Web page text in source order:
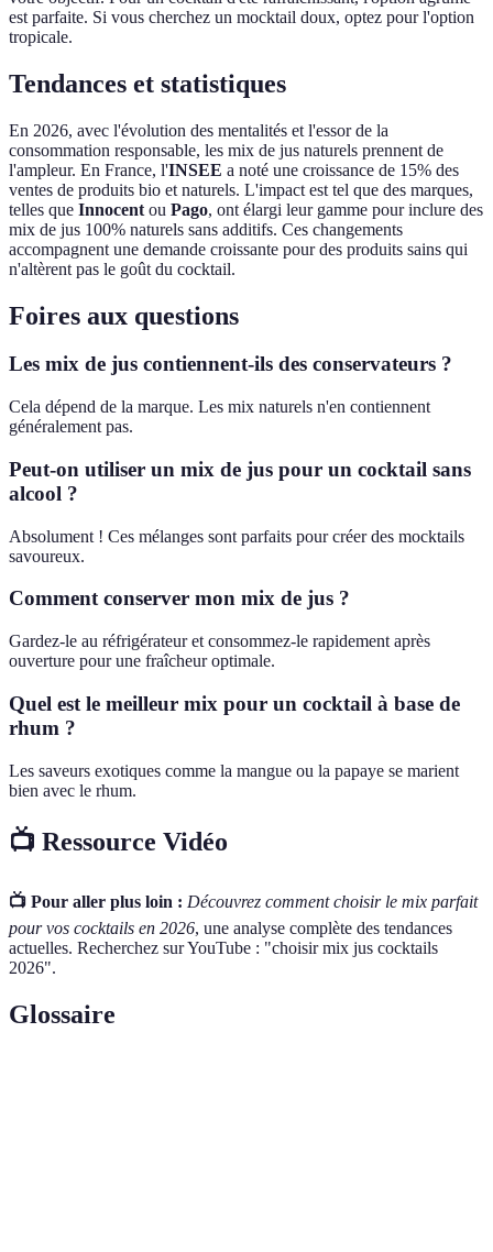
est parfaite. Si vous cherchez un mocktail doux, optez pour l'option
tropicale.
Tendances et statistiques
En 2026, avec l'évolution des mentalités et l'essor de la
consommation responsable, les mix de jus naturels prennent de
l'ampleur. En France, l'INSEE a noté une croissance de 15% des
ventes de produits bio et naturels. L'impact est tel que des marques,
telles que Innocent ou Pago, ont élargi leur gamme pour inclure des
mix de jus 100% naturels sans additifs. Ces changements
accompagnent une demande croissante pour des produits sains qui
n'altèrent pas le goût du cocktail.
Foires aux questions
Les mix de jus contiennent-ils des conservateurs ?
Cela dépend de la marque. Les mix naturels n'en contiennent
généralement pas.
Peut-on utiliser un mix de jus pour un cocktail sans
alcool ?
Absolument ! Ces mélanges sont parfaits pour créer des mocktails
savoureux.
Comment conserver mon mix de jus ?
Gardez-le au réfrigérateur et consommez-le rapidement après
ouverture pour une fraîcheur optimale.
Quel est le meilleur mix pour un cocktail à base de
rhum ?
Les saveurs exotiques comme la mangue ou la papaye se marient
bien avec le rhum.
📺 Ressource Vidéo
📺 Pour aller plus loin : Découvrez comment choisir le mix parfait
pour vos cocktails en 2026, une analyse complète des tendances
actuelles. Recherchez sur YouTube : "choisir mix jus cocktails
2026".
Glossaire